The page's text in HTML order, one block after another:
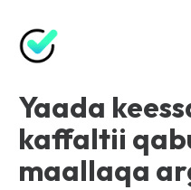
Yaada
kaffaltii
maallaqa